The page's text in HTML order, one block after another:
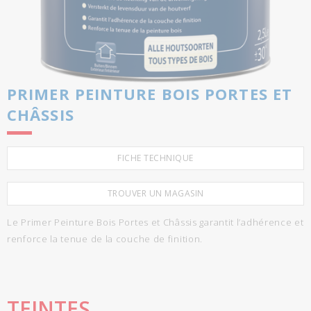
PRIMER PEINTURE BOIS PORTES ET
CHÂSSIS
FICHE TECHNIQUE
TROUVER UN MAGASIN
Le Primer Peinture Bois Portes et Châssis garantit l’adhérence et
renforce la tenue de la couche de finition.